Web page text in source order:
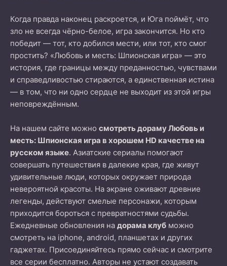
Когда правда наконец раскроется, и Юга поймёт, что
зло не всегда чёрно-белое, игра закончится. Но кто
победит — тот, кто добился мести, или тот, кто смог
простить? «Любовь и месть: Шпионская игра» — это
история, где границы между преданностью, чувствами
и справедливостью стираются, а единственная истина
— в том, что ни одно сердце не выходит из этой игры
неповреждённым.
На нашем сайте можно смотреть дораму Любовь и
месть: Шпионская игра в хорошем HD качестве на
русском языке. Азиатские сериалы помогают
совершать путешествия в далекие края, где живут
удивительные люди, которых окружает природа
невероятной красоты. На экране оживают древние
легенды, действуют смелые персонажи, которым
приходится бороться с превратностями судьбы.
Ежедневные обновления на дорама клуб можно
смотреть на iphone, android, планшетах и других
гаджетах. Присоединяйтесь прямо сейчас и смотрите
все серии бесплатно. Авторы не устают создавать